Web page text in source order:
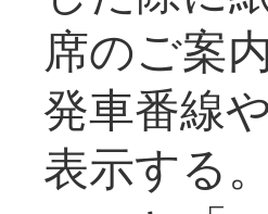
席のご案
発車番線
表示する